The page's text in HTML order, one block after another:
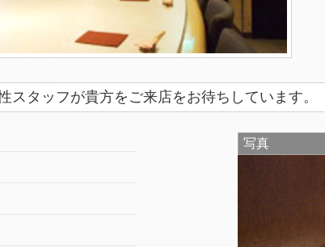
スタッフが貴方をご来店をお待ちしています。
写真